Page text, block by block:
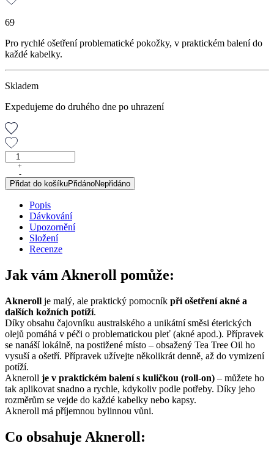
69
Pro rychlé ošetření problematické pokožky, v praktickém balení do
každé kabelky.
Skladem
Expedujeme do druhého dne po uhrazení
Akneroll,
ml
množství
+
-
Přidat do košíkuPřidánoNepřidáno
Popis
Dávkování
Upozornění
Složení
Recenze
Jak vám Akneroll pomůže:
Akneroll je malý, ale praktický pomocník při ošetření akné a
dalších kožních potíží.
Díky obsahu čajovníku australského a unikátní směsi éterických
olejů pomáhá v péči o problematickou pleť (akné apod.). Přípravek
se nanáší lokálně, na postižené místo – obsažený Tea Tree Oil ho
vysuší a ošetří. Přípravek užívejte několikrát denně, až do vymizení
potíží.
Akneroll je v praktickém balení s kuličkou (roll-on) – můžete ho
tak aplikovat snadno a rychle, kdykoliv podle potřeby. Díky jeho
rozměrům se vejde do každé kabelky nebo kapsy.
Akneroll má příjemnou bylinnou vůni.
Co obsahuje Akneroll: